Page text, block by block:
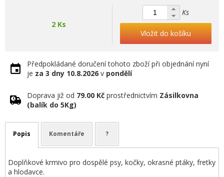
2 Ks
Ks
Vložit do košíku
Předpokládané doručení tohoto zboží při objednání nyní
je za 3 dny 10.8.2026 v pondělí
Doprava již od 79.00 Kč prostřednictvím Zásilkovna
(balík do 5Kg)
Popis Komentáře ?
Doplňkové krmivo pro dospělé psy, kočky, okrasné ptáky, fretky
a hlodavce.